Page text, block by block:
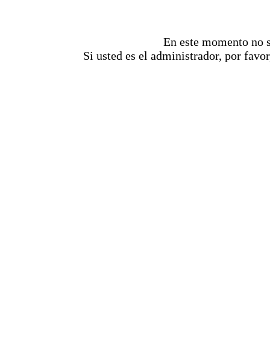
En este momento no
Si usted es el administrador, por